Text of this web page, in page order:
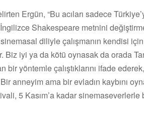
Ergün, “Bu acıları sadece
Shakespeare metnini
diliyle çalışmanın kendisi
iyi ya da kötü oynasak da orada
yöntemle çalıştıklarını ifade
anneyim ama bir evladın kaybını
5 Kasım’a kadar sinemaseverlerle